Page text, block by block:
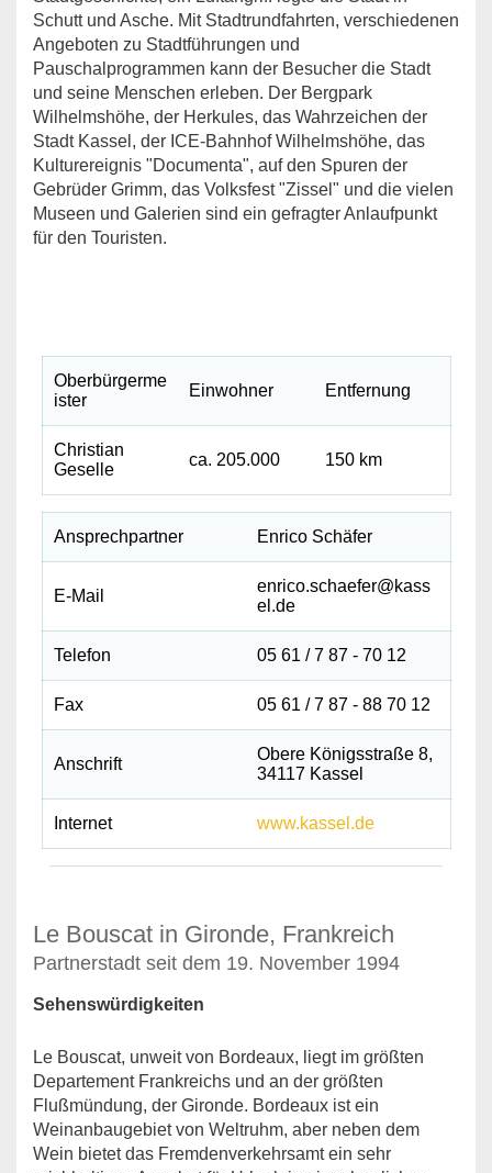
Schutt und Asche. Mit Stadtrundfahrten, verschiedenen
Angeboten zu Stadtführungen und
Pauschalprogrammen kann der Besucher die Stadt
und seine Menschen erleben. Der Bergpark
Wilhelmshöhe, der Herkules, das Wahrzeichen der
Stadt Kassel, der ICE-Bahnhof Wilhelmshöhe, das
Kulturereignis "Documenta", auf den Spuren der
Gebrüder Grimm, das Volksfest "Zissel" und die vielen
Museen und Galerien sind ein gefragter Anlaufpunkt
für den Touristen.
Oberbürgerme
ister
Einwohner Entfernung
Christian
Geselle
ca. 205.000 150 km
Ansprechpartner Enrico Schäfer
E-Mail
enrico.schaefer@kass
el.de
Telefon 05 61 / 7 87 - 70 12
Fax 05 61 / 7 87 - 88 70 12
Anschrift
Obere Königsstraße 8,
34117 Kassel
Internet www.kassel.de
Le Bouscat in Gironde, Frankreich
Partnerstadt seit dem 19. November 1994
Sehenswürdigkeiten
Le Bouscat, unweit von Bordeaux, liegt im größten
Departement Frankreichs und an der größten
Flußmündung, der Gironde. Bordeaux ist ein
Weinanbaugebiet von Weltruhm, aber neben dem
Wein bietet das Fremdenverkehrsamt ein sehr